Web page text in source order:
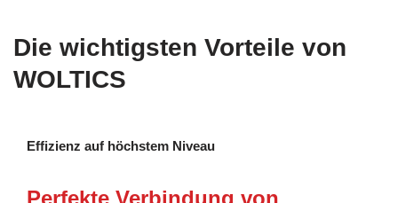
Die wichtigsten Vorteile von
WOLTICS
Effizienz auf höchstem Niveau
Perfekte Verbindung von